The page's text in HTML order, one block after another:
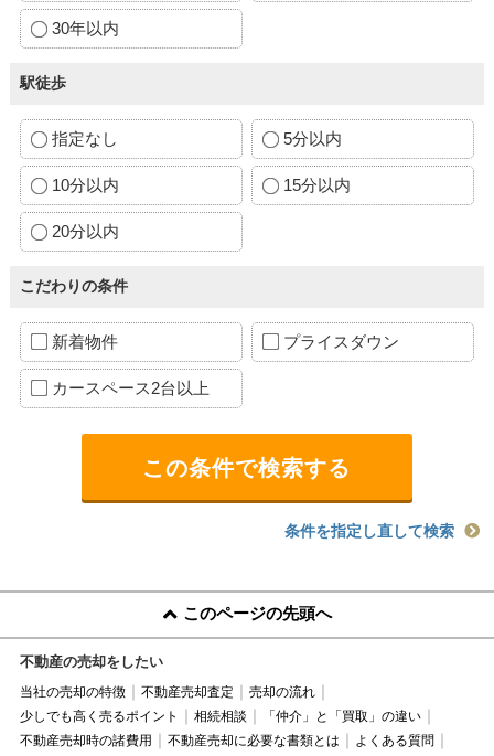
30年以内
駅徒歩
指定なし 5分以内
10分以内 15分以内
20分以内
こだわりの条件
新着物件 プライスダウン
カースペース2台以上
条件を指定し直して検索
このページの先頭へ
不動産の売却をしたい
当社の売却の特徴 不動産売却査定
売却の流れ
少しでも高く売るポイント
相続相談
「仲介」と「買取」の違い
不動産売却時の諸費用
不動産売却に必要な書類とは
よくある質問